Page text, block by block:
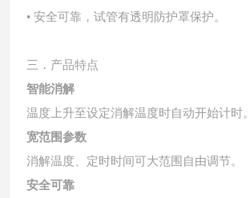
• 安全可靠，试管有透明防护罩保护。
三． 产品特点
智能消解
温度上升⾄设定消解温度时⾃动开始计时。
宽范围参数
消解温度、定时时间可⼤范围⾃由调节。
安全可靠